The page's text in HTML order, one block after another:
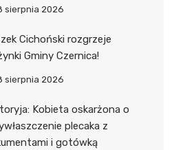
sierpnia 2026
Cichoński rozgrzeje
Gminy Czernica!
sierpnia 2026
Kobieta oskarżona o
plecaka z
i gotówką